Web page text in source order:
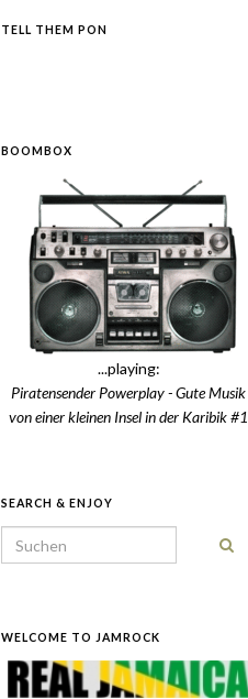
TELL THEM PON
BOOMBOX
...playing:
Piratensender Powerplay - Gute Musik
von einer kleinen Insel in der Karibik #1
SEARCH & ENJOY
Search for:
WELCOME TO JAMROCK